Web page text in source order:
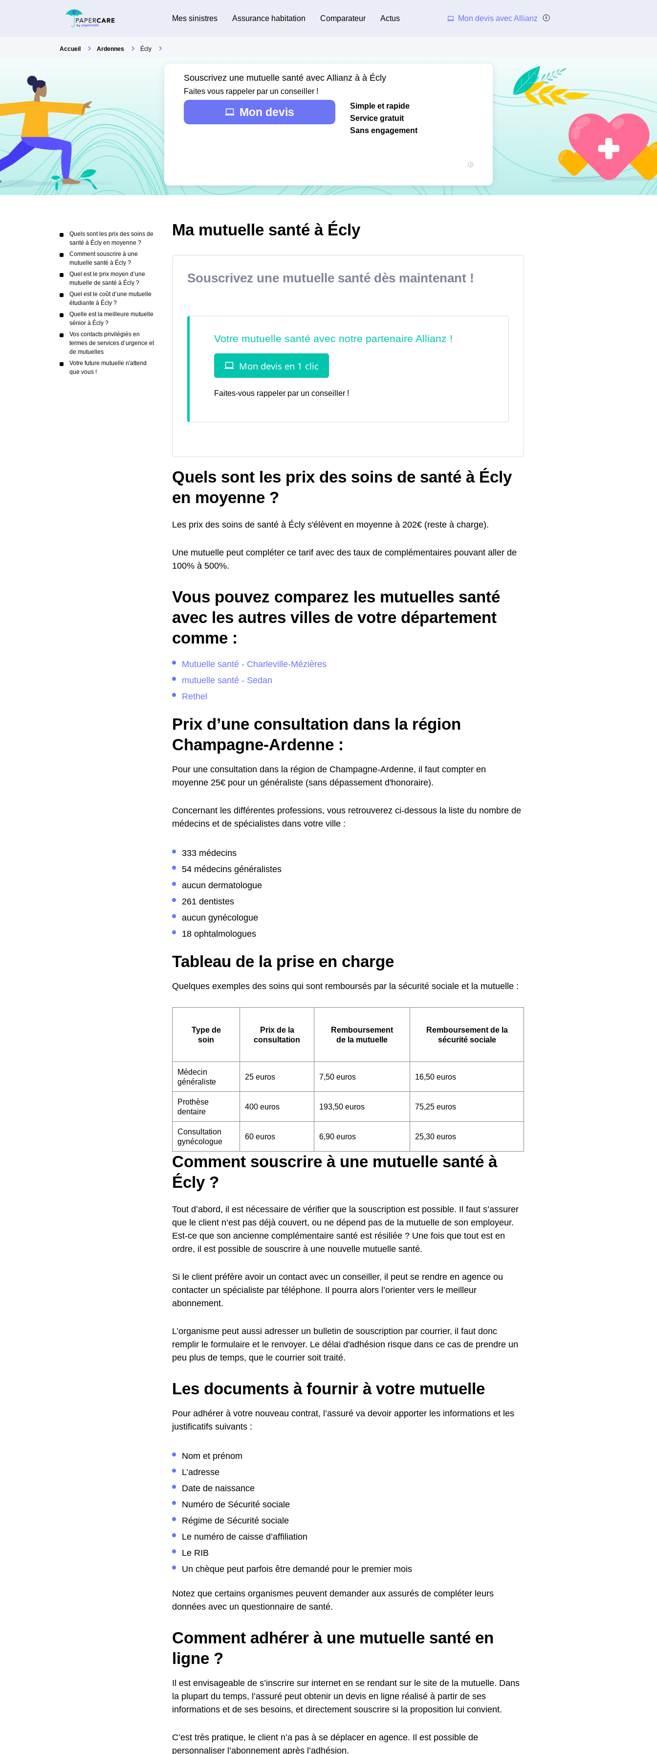
Mes sinistres Assurance habitation Comparateur Actus Mon devis avec Allianz
Accueil Ardennes Écly
Souscrivez une mutuelle santé avec Allianz à à Écly
Faites vous rappeler par un conseiller !
Mon devis
Simple et rapide
Service gratuit
Sans engagement
Quels sont les prix des soins de
santé à Écly en moyenne ?
Comment souscrire à une
mutuelle santé à Écly ?
Quel est le prix moyen d’une
mutuelle de santé à Écly ?
Quel est le coût d’une mutuelle
étudiante à Écly ?
Quelle est la meilleure mutuelle
sénior à Écly ?
Vos contacts privilégiés en
termes de services d’urgence et
de mutuelles
Votre future mutuelle n'attend
que vous !
Ma mutuelle santé à Écly
Souscrivez une mutuelle santé dès maintenant !
Faites-vous rappeler par un conseiller !
Quels sont les prix des soins de santé à Écly
en moyenne ?
Les prix des soins de santé à Écly s'élèvent en moyenne à 202€ (reste à charge).
Une mutuelle peut compléter ce tarif avec des taux de complémentaires pouvant aller de
100% à 500%.
Vous pouvez comparez les mutuelles santé
avec les autres villes de votre département
comme :
Mutuelle santé - Charleville-Mézières
mutuelle santé - Sedan
Rethel
Prix d’une consultation dans la région
Champagne-Ardenne :
Pour une consultation dans la région de Champagne-Ardenne, il faut compter en
moyenne 25€ pour un généraliste (sans dépassement d'honoraire).
Concernant les différentes professions, vous retrouverez ci-dessous la liste du nombre de
médecins et de spécialistes dans votre ville :
333 médecins
54 médecins généralistes
aucun dermatologue
261 dentistes
aucun gynécologue
18 ophtalmologues
Tableau de la prise en charge
Quelques exemples des soins qui sont remboursés par la sécurité sociale et la mutuelle :
Type de
soin
Prix de la
consultation
Remboursement
de la mutuelle
Remboursement de la
sécurité sociale
Médecin
généraliste
25 euros 7,50 euros 16,50 euros
Prothèse
dentaire
400 euros 193,50 euros 75,25 euros
Consultation
gynécologue
60 euros 6,90 euros 25,30 euros
Comment souscrire à une mutuelle santé à
Écly ?
Tout d’abord, il est nécessaire de vérifier que la souscription est possible. Il faut s’assurer
que le client n’est pas déjà couvert, ou ne dépend pas de la mutuelle de son employeur.
Est-ce que son ancienne complémentaire santé est résiliée ? Une fois que tout est en
ordre, il est possible de souscrire à une nouvelle mutuelle santé.
Si le client préfère avoir un contact avec un conseiller, il peut se rendre en agence ou
contacter un spécialiste par téléphone. Il pourra alors l’orienter vers le meilleur
abonnement.
L’organisme peut aussi adresser un bulletin de souscription par courrier, il faut donc
remplir le formulaire et le renvoyer. Le délai d'adhésion risque dans ce cas de prendre un
peu plus de temps, que le courrier soit traité.
Les documents à fournir à votre mutuelle
Pour adhérer à votre nouveau contrat, l’assuré va devoir apporter les informations et les
justificatifs suivants :
Nom et prénom
L’adresse
Date de naissance
Numéro de Sécurité sociale
Régime de Sécurité sociale
Le numéro de caisse d’affiliation
Le RIB
Un chèque peut parfois être demandé pour le premier mois
Notez que certains organismes peuvent demander aux assurés de compléter leurs
données avec un questionnaire de santé.
Comment adhérer à une mutuelle santé en
ligne ?
Il est envisageable de s’inscrire sur internet en se rendant sur le site de la mutuelle. Dans
la plupart du temps, l’assuré peut obtenir un devis en ligne réalisé à partir de ses
informations et de ses besoins, et directement souscrire si la proposition lui convient.
C’est très pratique, le client n’a pas à se déplacer en agence. Il est possible de
personnaliser l’abonnement après l’adhésion.